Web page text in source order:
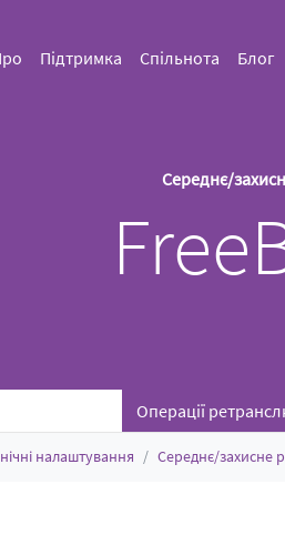
Підтримка Спільнота Блог
Середнє/
Операції
налаштування Середнє/захисне